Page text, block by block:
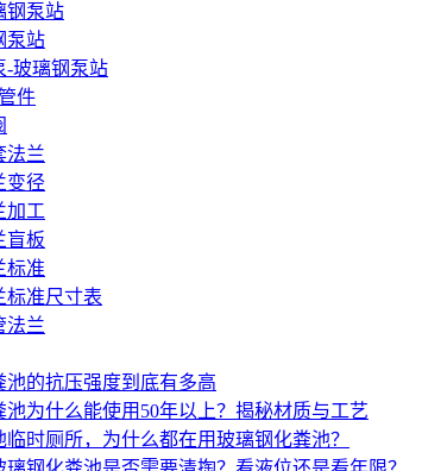
钢泵站
泵站
-玻璃钢泵站
件
法兰
变径
加工
盲板
标准
标准尺寸表
法兰
池的抗压强度到底有多高
池为什么能使用50年以上？揭秘材质与工艺
时厕所，为什么都在用玻璃钢化粪池？